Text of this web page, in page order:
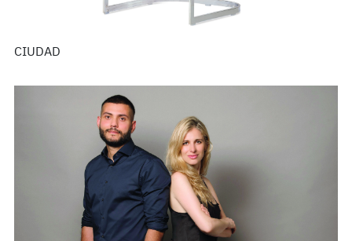
CIUDAD